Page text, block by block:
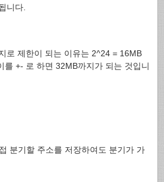
니다.
로 제한이 되는 이유는 2^24 = 16MB
를 +- 로 하면 32MB까지가 되는 것입니
분기할 주소를 저장하여도 분기가 가